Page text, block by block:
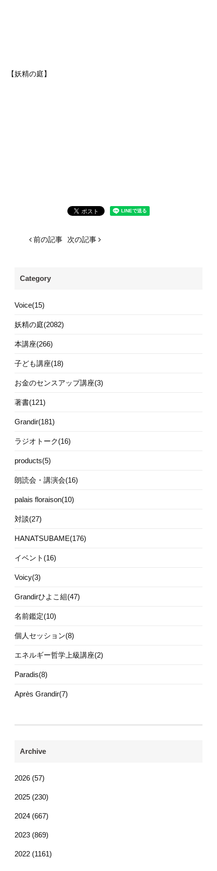
【妖精の庭】
前の記事 次の記事
Category
Voice(15)
妖精の庭(2082)
本講座(266)
子ども講座(18)
お金のセンスアップ講座(3)
著書(121)
Grandir(181)
ラジオトーク(16)
products(5)
朗読会・講演会(16)
palais floraison(10)
対談(27)
HANATSUBAME(176)
イベント(16)
Voicy(3)
Grandirひよこ組(47)
名前鑑定(10)
個人セッション(8)
エネルギー哲学上級講座(2)
Paradis(8)
Après Grandir(7)
Archive
2026 (57)
2025 (230)
2024 (667)
2023 (869)
2022 (1161)